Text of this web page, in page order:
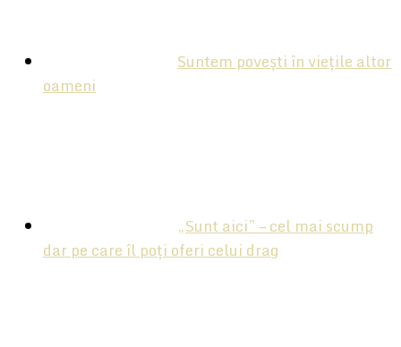
Suntem povești în viețile altor
oameni
„Sunt aici” – cel mai scump
dar pe care îl poți oferi celui drag